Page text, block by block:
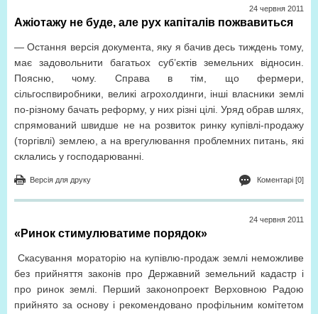
24 червня 2011
Ажіотажу не буде, але рух капіталів пожвавиться
— Остання версія документа, яку я бачив десь тиждень тому,
має задовольнити багатьох суб’єктів земельних відносин.
Поясню, чому. Справа в тім, що фермери,
сільгоспвиробники, великі агрохолдинги, інші власники землі
по-різному бачать реформу, у них різні цілі. Уряд обрав шлях,
спрямований швидше не на розвиток ринку купівлі-продажу
(торгівлі) землею, а на врегулювання проблемних питань, які
склались у господарюванні.
Коментарі [0]
Версія для друку
24 червня 2011
«Ринок стимулюватиме порядок»
Скасування мораторію на купівлю-продаж землі неможливе
без прийняття законів про Державний земельний кадастр і
про ринок землі. Перший законопроект Верховною Радою
прийнято за основу і рекомендовано профільним комітетом